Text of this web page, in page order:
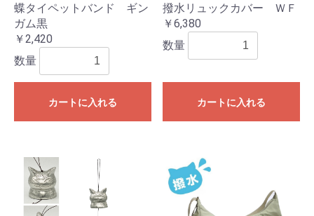
蝶タイペットバンド ギン
ガム黒
￥2,420
数量
カートに入れる
撥水リュックカバー ＷＦ
￥6,380
数量
カートに入れる